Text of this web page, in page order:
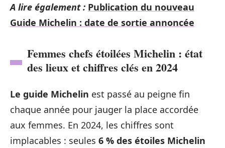
A lire également : Publication du nouveau
Guide Michelin : date de sortie annoncée
Femmes chefs étoilées Michelin : état
des lieux et chiffres clés en 2024
Le guide Michelin est passé au peigne fin
chaque année pour jauger la place accordée
aux femmes. En 2024, les chiffres sont
implacables : seules 6 % des étoiles Michelin